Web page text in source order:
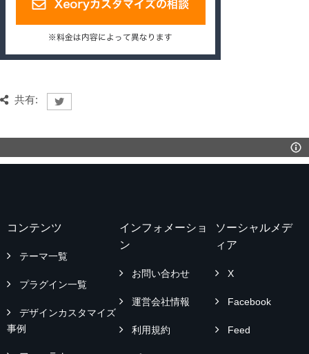
共有:
コンテンツ
テーマ一覧
プラグイン一覧
デザインカスタマイズ
事例
インフォメーショ
ン
お問い合わせ
運営会社情報
利用規約
ソーシャルメデ
ィア
X
Facebook
Feed